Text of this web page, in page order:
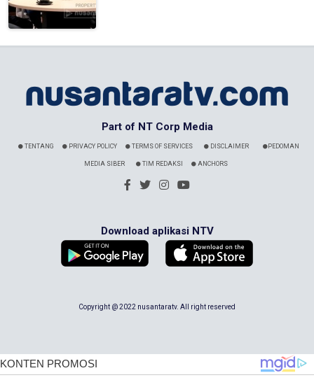
Part of NT Corp Media
TENTANG PRIVACY POLICY TERMS OF SERVICES DISCLAIMER PEDOMAN
MEDIA SIBER TIM REDAKSI ANCHORS
Download aplikasi NTV
Copyright @ 2022 nusantaratv. All right reserved